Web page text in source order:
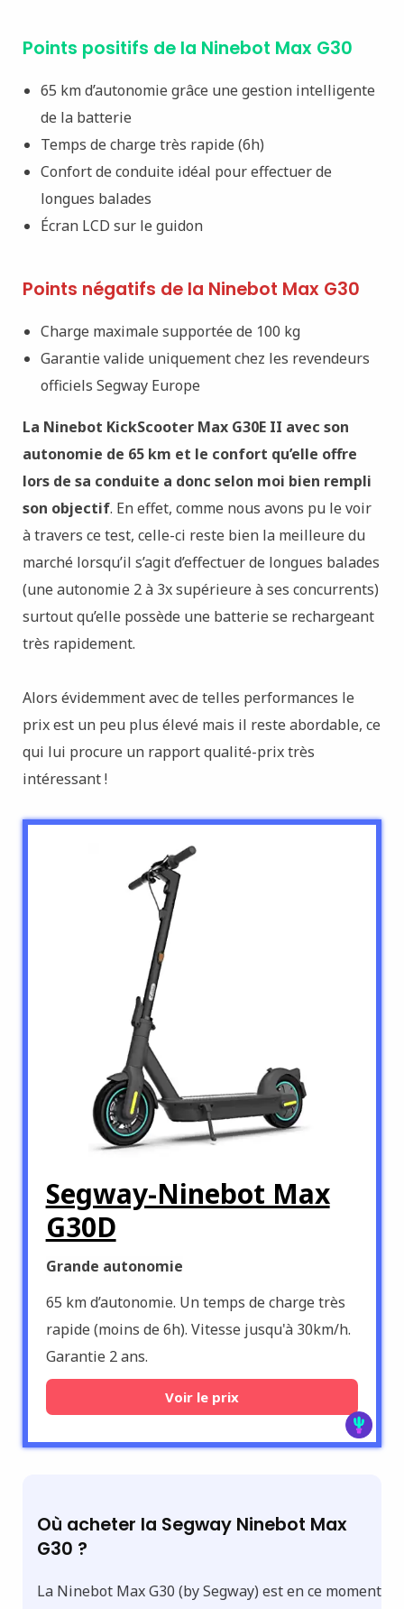
Points positifs de la Ninebot Max G30
65 km d’autonomie grâce une gestion intelligente
de la batterie
Temps de charge très rapide (6h)
Confort de conduite idéal pour effectuer de
longues balades
Écran LCD sur le guidon
Points négatifs de la Ninebot Max G30
Charge maximale supportée de 100 kg
Garantie valide uniquement chez les revendeurs
officiels Segway Europe
La Ninebot KickScooter Max G30E II avec son
autonomie de 65 km et le confort qu’elle offre
lors de sa conduite a donc selon moi bien rempli
son objectif. En effet, comme nous avons pu le voir
à travers ce test, celle-ci reste bien la meilleure du
marché lorsqu’il s’agit d’effectuer de longues balades
(une autonomie 2 à 3x supérieure à ses concurrents)
surtout qu’elle possède une batterie se rechargeant
très rapidement.
Alors évidemment avec de telles performances le
prix est un peu plus élevé mais il reste abordable, ce
qui lui procure un rapport qualité-prix très
intéressant !
Segway-Ninebot Max
G30D
Grande autonomie
65 km d’autonomie. Un temps de charge très
rapide (moins de 6h). Vitesse jusqu'à 30km/h.
Garantie 2 ans.
Voir le prix
Où acheter la Segway Ninebot Max
G30 ?
La Ninebot Max G30 (by Segway) est en ce moment